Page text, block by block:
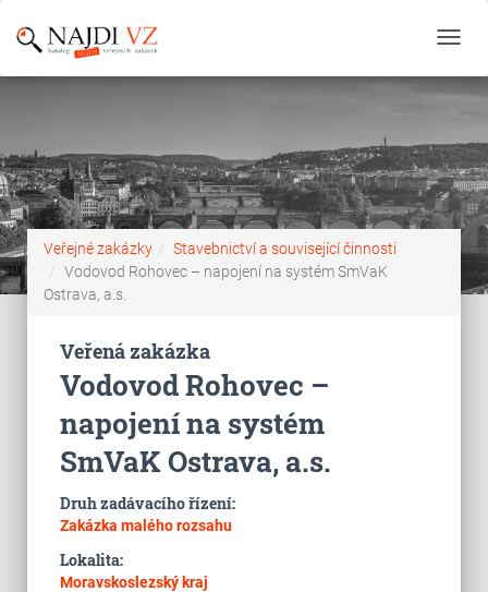
Veřejné zakázky
Stavebnictví a související činnosti
Vodovod Rohovec – napojení na systém SmVaK
Ostrava, a.s.
Veřená zakázka
Vodovod Rohovec –
napojení na systém
SmVaK Ostrava, a.s.
Druh zadávacího řízení:
Zakázka malého rozsahu
Lokalita:
Moravskoslezský kraj